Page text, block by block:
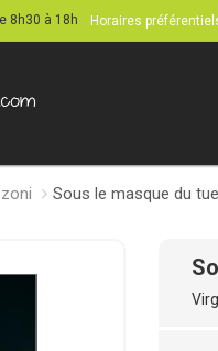
8h30 à 18h Horaires
Sous le masque du